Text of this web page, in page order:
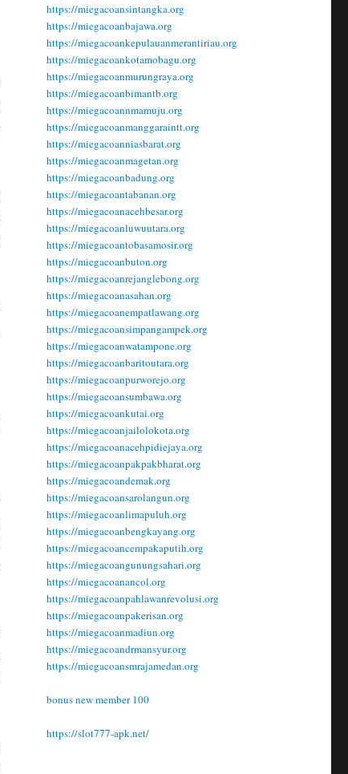
https://miegacoansintangka.org
https://miegacoanbajawa.org
https://miegacoankepulauanmerantiriau.org
https://miegacoankotamobagu.org
https://miegacoanmurungraya.org
https://miegacoanbimantb.org
https://miegacoannmamuju.org
https://miegacoanmanggaraintt.org
https://miegacoanniasbarat.org
https://miegacoanmagetan.org
https://miegacoanbadung.org
https://miegacoantabanan.org
https://miegacoanacehbesar.org
https://miegacoanluwuutara.org
https://miegacoantobasamosir.org
https://miegacoanbuton.org
https://miegacoanrejanglebong.org
https://miegacoanasahan.org
https://miegacoanempatlawang.org
https://miegacoansimpangampek.org
https://miegacoanwatampone.org
https://miegacoanbaritoutara.org
https://miegacoanpurworejo.org
https://miegacoansumbawa.org
https://miegacoankutai.org
https://miegacoanjailolokota.org
https://miegacoanacehpidiejaya.org
https://miegacoanpakpakbharat.org
https://miegacoandemak.org
https://miegacoansarolangun.org
https://miegacoanlimapuluh.org
https://miegacoanbengkayang.org
https://miegacoancempakaputih.org
https://miegacoangunungsahari.org
https://miegacoanancol.org
https://miegacoanpahlawanrevolusi.org
https://miegacoanpakerisan.org
https://miegacoanmadiun.org
https://miegacoandrmansyur.org
https://miegacoansmrajamedan.org
bonus new member 100
https://slot777-apk.net/